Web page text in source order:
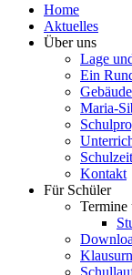
Home
Aktuelles
Über uns
Lage
Ein
Gebäude
Maria-
Kontakt
Für Schüler
Termine